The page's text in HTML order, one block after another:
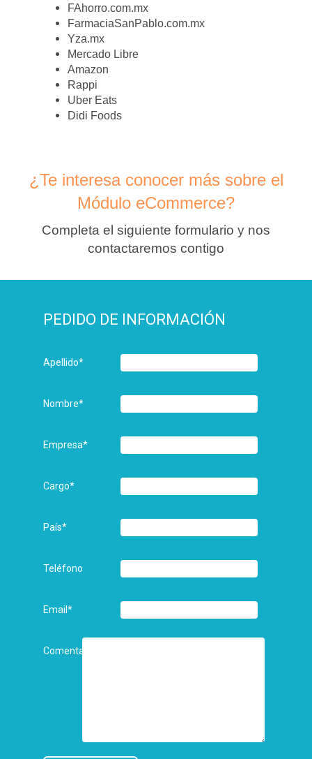
FAhorro.com.mx
FarmaciaSanPablo.com.mx
Yza.mx
Mercado Libre
Amazon
Rappi
Uber Eats
Didi Foods
¿Te interesa conocer más sobre el
Módulo eCommerce?
Completa el siguiente formulario y nos
contactaremos contigo
PEDIDO DE INFORMACIÓN
Apellido*
Nombre*
Empresa*
Cargo*
País*
Teléfono
Email*
Comentarios